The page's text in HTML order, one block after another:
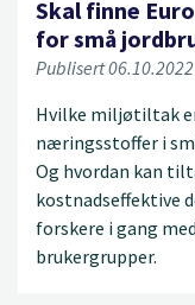
Skal finne
for små
Publisert 06.10.2022
Hvilke miljøtiltak
næringsstoffer i
Og hvordan kan
kostnadseffektive
forskere i gang
brukergrupper.